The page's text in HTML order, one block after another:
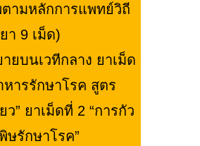
ามหลักการแพทย์วิถี
า 9 เม็ด)
ยบนเวทีกลาง ยาเม็ด
หารรักษาโรค สูตร
ว” ยาเม็ดที่ 2 “การกัว
ษรักษาโรค”